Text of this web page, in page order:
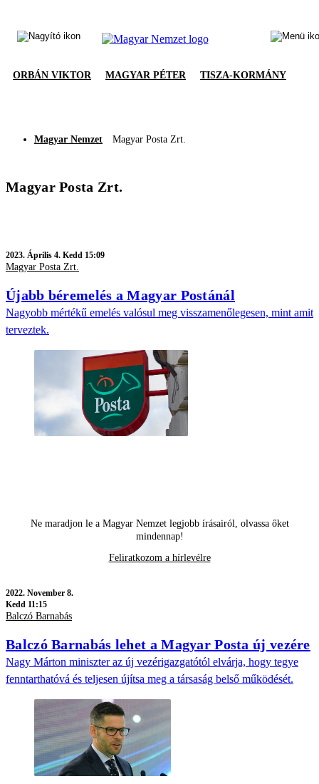
ORBÁN VIKTOR MAGYAR PÉTER TISZA-KORMÁNY
Magyar Nemzet Magyar Posta Zrt.
Magyar Posta Zrt.
2023. Április 4. Kedd 15:09
Magyar Posta Zrt.
Újabb béremelés a Magyar Postánál
Nagyobb mértékű emelés valósul meg visszamenőlegesen, mint amit
terveztek.
Ne maradjon le a Magyar Nemzet legjobb írásairól, olvassa őket
mindennap!
Feliratkozom a hírlevélre
2022. November 8.
Kedd 11:15
Balczó Barnabás
Balczó Barnabás lehet a Magyar Posta új vezére
Nagy Márton miniszter az új vezérigazgatótól elvárja, hogy tegye
fenntarthatóvá és teljesen újítsa meg a társaság belső működését.